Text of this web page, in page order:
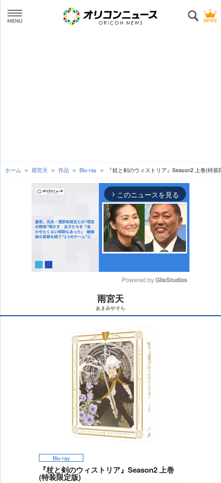
ホーム 雨宮天 作品 Blu-ray 『杖と剣のウィストリア』Season2 上巻(特装
arrow_forward_ios このニュースを見る
t
Powered by GliaStudios
雨宮天
あまみやそら
Blu-ray
『杖と剣のウィストリア』Season2 上巻
(特装限定版)